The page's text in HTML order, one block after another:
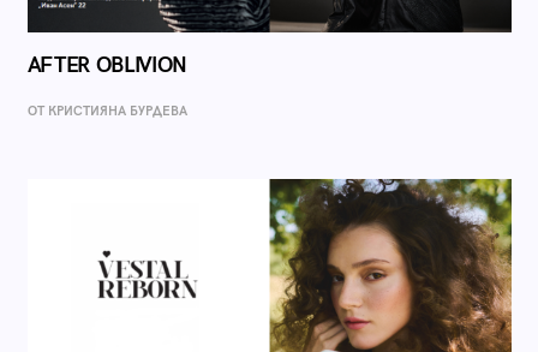
AFTER OBLIVION
ОТ КРИСТИЯНА БУРДЕВА